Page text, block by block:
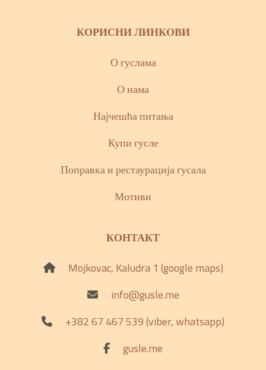
КОРИСНИ ЛИНКОВИ
О гуслама
О нама
Најчешћа питања
Купи гусле
Поправка и рестаурација гусала
Мотиви
КОНТАКТ
Mojkovac, Kaludra 1 (google maps)
info@gusle.me
+382 67 467 539 (viber, whatsapp)
gusle.me